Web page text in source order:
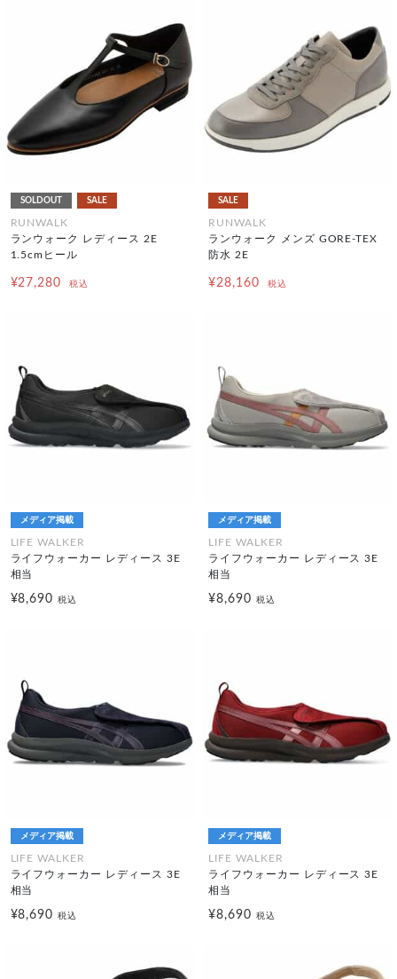
SOLDOUT SALE
RUNWALK
ランウォーク レディース 2E
1.5cmヒール
¥27,280 税込
SALE
RUNWALK
ランウォーク メンズ GORE-TEX
防水 2E
¥28,160 税込
メディア掲載
LIFE WALKER
ライフウォーカー レディース 3E
相当
¥8,690税込
メディア掲載
LIFE WALKER
ライフウォーカー レディース 3E
相当
¥8,690 税込
メディア掲載
LIFE WALKER
ライフウォーカー レディース 3E
相当
¥8,690税込
メディア掲載
LIFE WALKER
ライフウォーカー レディース 3E
相当
¥8,690 税込